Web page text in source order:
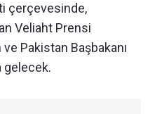
çerçevesinde,
Veliaht Prensi
Pakistan Başbakanı
gelecek.